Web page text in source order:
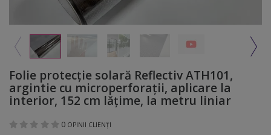
Folie protecție solară Reflectiv ATH101,
argintie cu microperforații, aplicare la
interior, 152 cm lățime, la metru liniar
0 OPINII CLIENȚI